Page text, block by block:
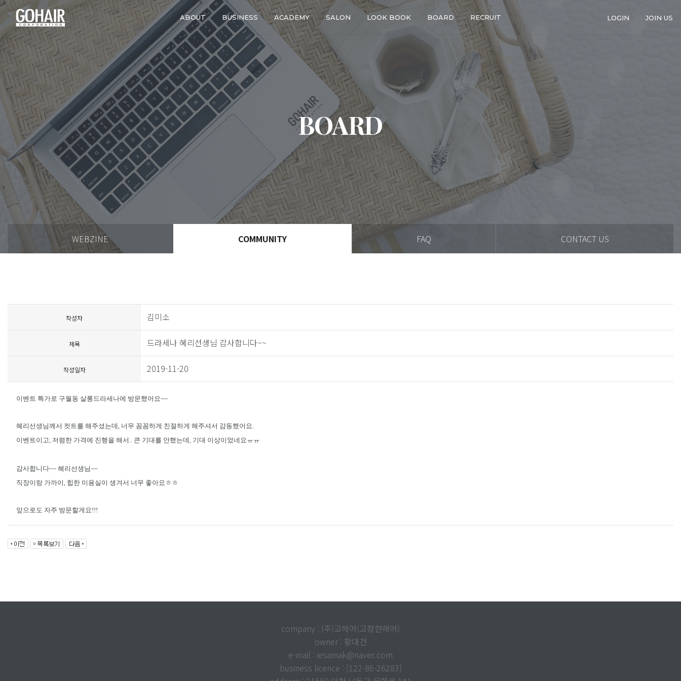
ABOUT BUSINESS ACADEMY SALON LOOK BOOK BOARD RECRUIT LOGIN JOIN US
BOARD
WEBZINE COMMUNITY FAQ CONTACT US
작성자 김미소
제목 드라세나 혜리선생님 감사합니다~~
작성일자 2019-11-20
이벤트 특가로 구월동 살롱드라세나에 방문했어요~~
혜리선생님께서 컷트를 해주셨는데, 너무 꼼꼼하게 친절하게 해주셔서 감동했어요.
이벤트이고, 저렴한 가격에 진행을 해서.. 큰 기대를 안했는데, 기대 이상이었네요ㅠㅠ
감사합니다~~ 혜리선생님~~
직장이랑 가까이, 힙한 미용실이 생겨서 너무 좋아요ㅎㅎ
앞으로도 자주 방문할게요!!!
company : (주)고헤어(고정현헤어)
owner : 황대건
e-mail : iesamak@naver.com
business licence : [122-86-26283]